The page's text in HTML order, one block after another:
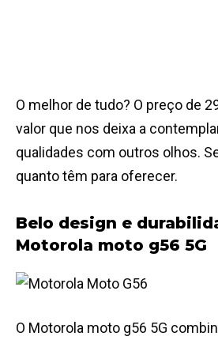
O melhor de tudo? O preço de
valor que nos deixa a
qualidades com outros olhos.
quanto têm para oferecer.
Belo design e
Motorola moto g56 5G
O Motorola moto g56 5G